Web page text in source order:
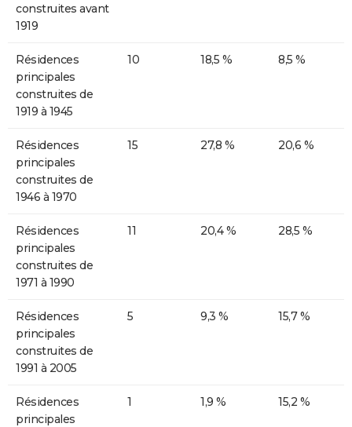
construites avant
1919
Résidences
principales
construites de
1919 à 1945
10 18,5 % 8,5 %
Résidences
principales
construites de
1946 à 1970
15 27,8 % 20,6 %
Résidences
principales
construites de
1971 à 1990
11 20,4 % 28,5 %
Résidences
principales
construites de
1991 à 2005
5 9,3 % 15,7 %
Résidences
principales
1 1,9 % 15,2 %